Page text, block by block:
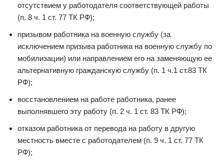
отсутствием у работодателя соответствующей работы
(п. 8 ч. 1 ст. 77 ТК РФ);
призывом работника на военную службу (за
исключением призыва работника на военную службу по
мобилизации) или направлением его на заменяющую ее
альтернативную гражданскую службу (п. 1 ч.1 ст.83 ТК
РФ);
восстановлением на работе работника, ранее
выполнявшего эту работу (п. 2 ч. 1 ст. 83 ТК РФ);
отказом работника от перевода на работу в другую
местность вместе с работодателем (п. 9 ч. 1 ст. 77 ТК
РФ);